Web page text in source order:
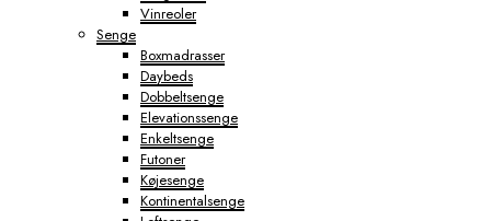
Vinreoler
Senge
Boxmadrasser
Daybeds
Dobbeltsenge
Elevationssenge
Enkeltsenge
Futoner
Køjesenge
Kontinentalsenge